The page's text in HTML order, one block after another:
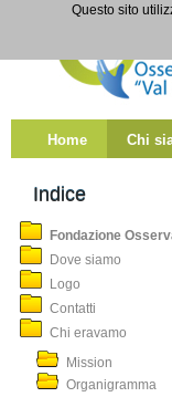
Salta al contenuto
Fondazione
Home Chi
Indice
Fondazione
Dove siamo
Logo
Contatti
Chi eravamo
Mission
Organigramma
Questo sito